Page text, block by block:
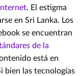
. El estigma
en Sri Lanka. Los
se encuentran
de la
está en
bien las tecnologías